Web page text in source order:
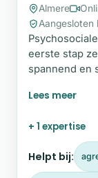
Almere
Aangesloten
eerste stap
spannend en
plek waar je
omgeving
+ 1 expertise
Helpt bij: